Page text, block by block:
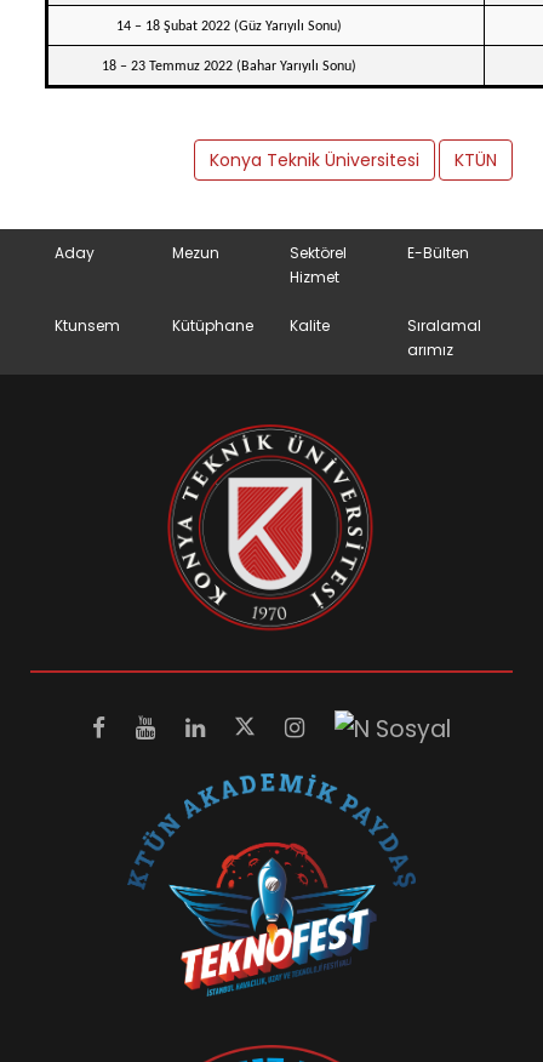
14 – 18 Şubat 2022 (Güz Yarıyılı Sonu)
18 – 23 Temmuz 2022 (Bahar Yarıyılı Sonu)
Konya Teknik Üniversitesi KTÜN
Aday Mezun
Sektörel
Hizmet
E-Bülten
Ktunsem Kütüphane Kalite
Sıralamal
arımız